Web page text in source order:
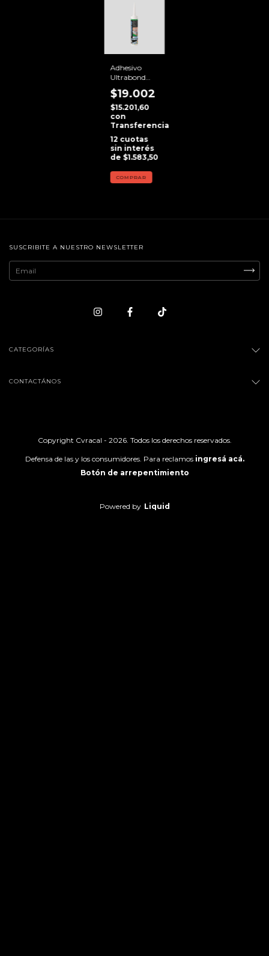
Adhesivo
Ultrabond
Super Grip
310 ml
$19.002
$15.201,60
con
Transferencia
12 cuotas
sin interés
de $1.583,50
SUSCRIBITE A NUESTRO NEWSLETTER
CATEGORÍAS
CONTACTÁNOS
Copyright Cvracal - 2026. Todos los derechos reservados.
Defensa de las y los consumidores. Para reclamos ingresá acá.
Botón de arrepentimiento
Powered by Liquid